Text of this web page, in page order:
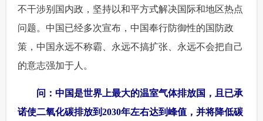
不干涉别国内政，坚持以和平方式解决国际和地区热点
问题。中国已经多次宣布，中国奉行防御性的国防政
策，中国永远不称霸、永远不搞扩张、永远不会把自己
的意志强加于人。
问：中国是世界上最大的温室气体排放国，且已承
诺使二氧化碳排放到2030年左右达到峰值，并将降低碳